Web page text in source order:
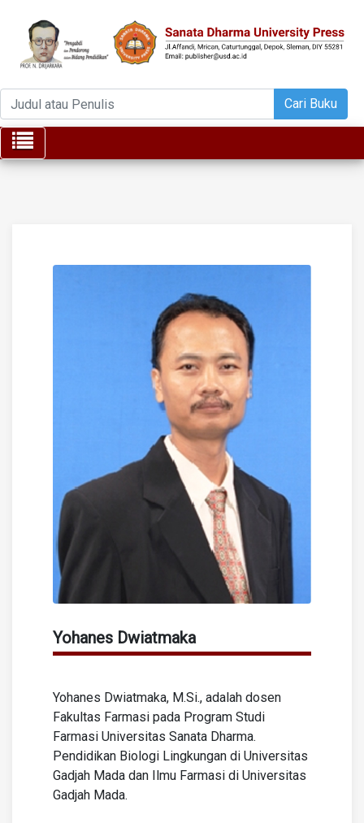
Cari Buku
Toggle navigation
Yohanes Dwiatmaka
Yohanes Dwiatmaka, M.Si., adalah dosen
Fakultas Farmasi pada Program Studi
Farmasi Universitas Sanata Dharma.
Pendidikan Biologi Lingkungan di Universitas
Gadjah Mada dan Ilmu Farmasi di Universitas
Gadjah Mada.